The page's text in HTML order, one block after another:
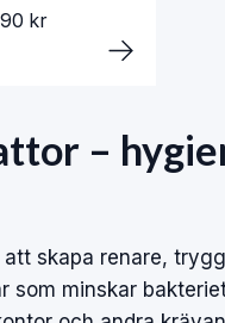
kr
–
skapa renare,
som minskar